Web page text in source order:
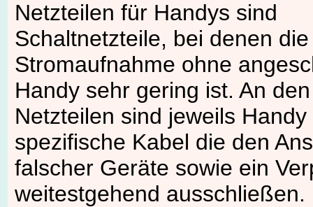
Netzteilen für Handys sind
Schaltnetzteile, bei denen die
Stromaufnahme ohne
Handy sehr gering ist. An den
Netzteilen sind jeweils Handy
spezifische Kabel die den
falscher Geräte sowie ein
weitestgehend ausschließen.